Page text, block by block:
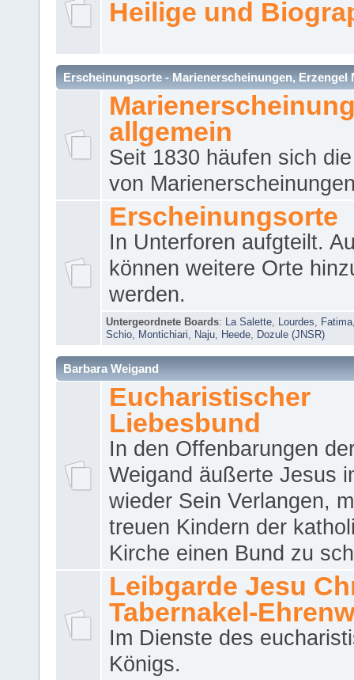
Heilige und
Erscheinungsorte - Marienerscheinungen, Erzengel
allgemein
Seit 1830 häufen sich
von
Erscheinungsorte
In Unterforen aufgteilt.
können weitere Orte
werden.
Untergeordnete Boards: La Salette Lourdes Fatima
Schio
Montichiari Naju Heede Dozule (JNSR)
Barbara Weigand
Eucharistischer
Liebesbund
In den Offenbarungen
Weigand äußerte Jesus
wieder Sein Verlangen,
treuen Kindern der
Kirche einen Bund zu
Leibgarde Jesu
Tabernakel-
Im Dienste des
Königs.